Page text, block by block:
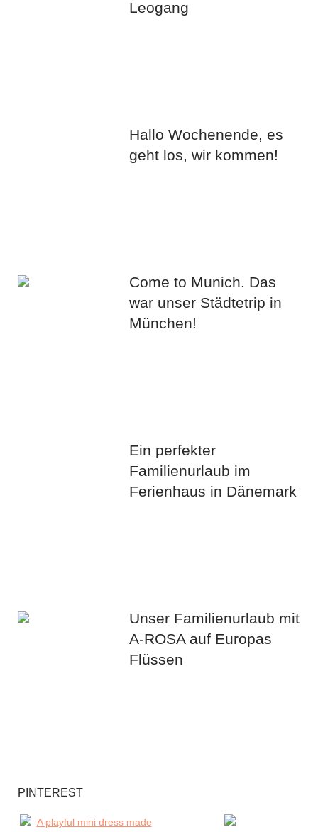
Leogang
Hallo Wochenende, es
geht los, wir kommen!
Come to Munich. Das
war unser Städtetrip in
München!
Ein perfekter
Familienurlaub im
Ferienhaus in Dänemark
Unser Familienurlaub mit
A-ROSA auf Europas
Flüssen
PINTEREST